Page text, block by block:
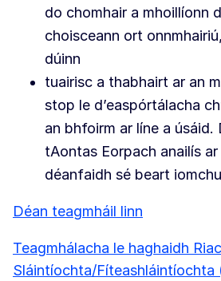
do chomhair a mhoillíonn
choisceann ort
dúinn
tuairisc a thabhairt ar an
stop le d’easpórtálacha
an bhfoirm ar líne a úsáid.
tAontas Eorpach anailís
déanfaidh sé beart
Déan teagmháil linn
Teagmhálacha le haghaidh
Sláintíochta/Fíteashláintíochta